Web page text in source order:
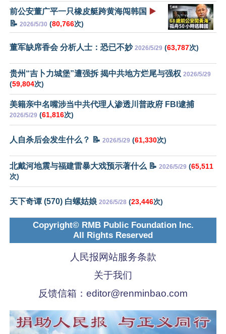
前公安董广平一只橡皮艇跨黄海闯韩国 ▶️
📝 2026/5/30 (80,766次)
董军缺席香会 分析人士：恐已不妙 2026/5/29 (63,787次)
贵州“吉卜力城堡”遭强拆 揭中共地方烂尾与强权 2026/5/29
(59,804次)
美籍亲中名嘴涉当中共代理人渗透川普政府 FBI逮捕
2026/5/29 (61,816次)
人自杀后会发生什么？ 📝 2026/5/29 (61,330次)
北戴河地震与福建雷暴大戏预示著什么 📝 2026/5/29 (65,511
次)
天下奇谭 (570) 白螺姑娘 2026/5/28 (23,446次)
Copyright© RMB Public Foundation Inc.
All Rights Reserved
人民报网站服务条款
关于我们
反馈信箱： editor@renminbao.com